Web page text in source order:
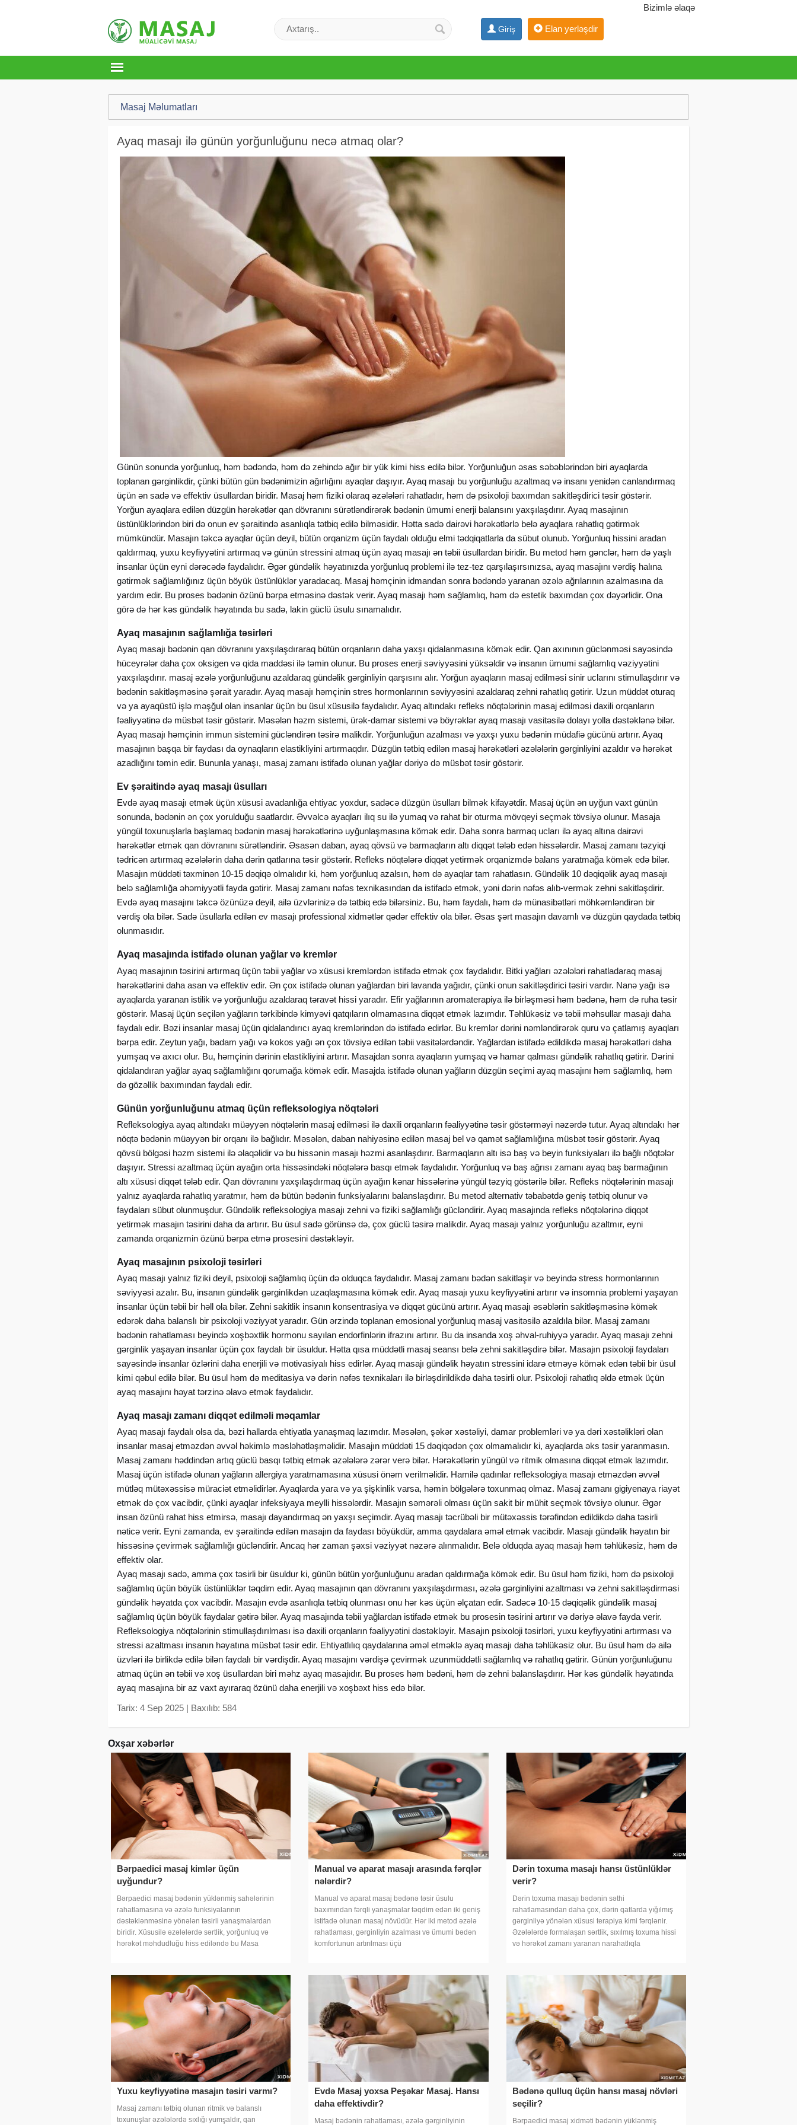
Bizimlə əlaqə
Giriş Elan yerləşdir
Masaj Məlumatları
Ayaq masajı ilə günün yorğunluğunu necə atmaq olar?
Günün sonunda yorğunluq, həm bədəndə, həm də zehində ağır bir yük kimi hiss edilə bilər. Yorğunluğun əsas səbəblərindən biri ayaqlarda
toplanan gərginlikdir, çünki bütün gün bədənimizin ağırlığını ayaqlar daşıyır. Ayaq masajı bu yorğunluğu azaltmaq və insanı yenidən canlandırmaq
üçün ən sadə və effektiv üsullardan biridir. Masaj həm fiziki olaraq əzələləri rahatladır, həm də psixoloji baxımdan sakitləşdirici təsir göstərir.
Yorğun ayaqlara edilən düzgün hərəkətlər qan dövranını sürətləndirərək bədənin ümumi enerji balansını yaxşılaşdırır. Ayaq masajının
üstünlüklərindən biri də onun ev şəraitində asanlıqla tətbiq edilə bilməsidir. Hətta sadə dairəvi hərəkətlərlə belə ayaqlara rahatlıq gətirmək
mümkündür. Masajın təkcə ayaqlar üçün deyil, bütün orqanizm üçün faydalı olduğu elmi tədqiqatlarla da sübut olunub. Yorğunluq hissini aradan
qaldırmaq, yuxu keyfiyyətini artırmaq və günün stressini atmaq üçün ayaq masajı ən təbii üsullardan biridir. Bu metod həm gənclər, həm də yaşlı
insanlar üçün eyni dərəcədə faydalıdır. Əgər gündəlik həyatınızda yorğunluq problemi ilə tez-tez qarşılaşırsınızsa, ayaq masajını vərdiş halına
gətirmək sağlamlığınız üçün böyük üstünlüklər yaradacaq. Masaj həmçinin idmandan sonra bədəndə yaranan əzələ ağrılarının azalmasına da
yardım edir. Bu proses bədənin özünü bərpa etməsinə dəstək verir. Ayaq masajı həm sağlamlıq, həm də estetik baxımdan çox dəyərlidir. Ona
görə də hər kəs gündəlik həyatında bu sadə, lakin güclü üsulu sınamalıdır.
Ayaq masajının sağlamlığa təsirləri
Ayaq masajı bədənin qan dövranını yaxşılaşdıraraq bütün orqanların daha yaxşı qidalanmasına kömək edir. Qan axınının güclənməsi sayəsində
hüceyrələr daha çox oksigen və qida maddəsi ilə təmin olunur. Bu proses enerji səviyyəsini yüksəldir və insanın ümumi sağlamlıq vəziyyətini
yaxşılaşdırır. masaj əzələ yorğunluğunu azaldaraq gündəlik gərginliyin qarşısını alır. Yorğun ayaqların masaj edilməsi sinir uclarını stimullaşdırır və
bədənin sakitləşməsinə şərait yaradır. Ayaq masajı həmçinin stres hormonlarının səviyyəsini azaldaraq zehni rahatlıq gətirir. Uzun müddət oturaq
və ya ayaqüstü işlə məşğul olan insanlar üçün bu üsul xüsusilə faydalıdır. Ayaq altındakı refleks nöqtələrinin masaj edilməsi daxili orqanların
fəaliyyətinə də müsbət təsir göstərir. Məsələn həzm sistemi, ürək-damar sistemi və böyrəklər ayaq masajı vasitəsilə dolayı yolla dəstəklənə bilər.
Ayaq masajı həmçinin immun sistemini gücləndirən təsirə malikdir. Yorğunluğun azalması və yaxşı yuxu bədənin müdafiə gücünü artırır. Ayaq
masajının başqa bir faydası da oynaqların elastikliyini artırmaqdır. Düzgün tətbiq edilən masaj hərəkətləri əzələlərin gərginliyini azaldır və hərəkət
azadlığını təmin edir. Bununla yanaşı, masaj zamanı istifadə olunan yağlar dəriyə də müsbət təsir göstərir.
Ev şəraitində ayaq masajı üsulları
Evdə ayaq masajı etmək üçün xüsusi avadanlığa ehtiyac yoxdur, sadəcə düzgün üsulları bilmək kifayətdir. Masaj üçün ən uyğun vaxt günün
sonunda, bədənin ən çox yorulduğu saatlardır. Əvvəlcə ayaqları ilıq su ilə yumaq və rahat bir oturma mövqeyi seçmək tövsiyə olunur. Masaja
yüngül toxunuşlarla başlamaq bədənin masaj hərəkətlərinə uyğunlaşmasına kömək edir. Daha sonra barmaq ucları ilə ayaq altına dairəvi
hərəkətlər etmək qan dövranını sürətləndirir. Əsasən daban, ayaq qövsü və barmaqların altı diqqət tələb edən hissələrdir. Masaj zamanı təzyiqi
tədricən artırmaq əzələlərin daha dərin qatlarına təsir göstərir. Refleks nöqtələrə diqqət yetirmək orqanizmdə balans yaratmağa kömək edə bilər.
Masajın müddəti təxminən 10-15 dəqiqə olmalıdır ki, həm yorğunluq azalsın, həm də ayaqlar tam rahatlasın. Gündəlik 10 dəqiqəlik ayaq masajı
belə sağlamlığa əhəmiyyətli fayda gətirir. Masaj zamanı nəfəs texnikasından da istifadə etmək, yəni dərin nəfəs alıb-vermək zehni sakitləşdirir.
Evdə ayaq masajını təkcə özünüzə deyil, ailə üzvlərinizə də tətbiq edə bilərsiniz. Bu, həm faydalı, həm də münasibətləri möhkəmləndirən bir
vərdiş ola bilər. Sadə üsullarla edilən ev masajı professional xidmətlər qədər effektiv ola bilər. Əsas şərt masajın davamlı və düzgün qaydada tətbiq
olunmasıdır.
Ayaq masajında istifadə olunan yağlar və kremlər
Ayaq masajının təsirini artırmaq üçün təbii yağlar və xüsusi kremlərdən istifadə etmək çox faydalıdır. Bitki yağları əzələləri rahatladaraq masaj
hərəkətlərini daha asan və effektiv edir. Ən çox istifadə olunan yağlardan biri lavanda yağıdır, çünki onun sakitləşdirici təsiri vardır. Nanə yağı isə
ayaqlarda yaranan istilik və yorğunluğu azaldaraq təravət hissi yaradır. Efir yağlarının aromaterapiya ilə birləşməsi həm bədənə, həm də ruha təsir
göstərir. Masaj üçün seçilən yağların tərkibində kimyəvi qatqıların olmamasına diqqət etmək lazımdır. Təhlükəsiz və təbii məhsullar masajı daha
faydalı edir. Bəzi insanlar masaj üçün qidalandırıcı ayaq kremlərindən də istifadə edirlər. Bu kremlər dərini nəmləndirərək quru və çatlamış ayaqları
bərpa edir. Zeytun yağı, badam yağı və kokos yağı ən çox tövsiyə edilən təbii vasitələrdəndir. Yağlardan istifadə edildikdə masaj hərəkətləri daha
yumşaq və axıcı olur. Bu, həmçinin dərinin elastikliyini artırır. Masajdan sonra ayaqların yumşaq və hamar qalması gündəlik rahatlıq gətirir. Dərini
qidalandıran yağlar ayaq sağlamlığını qorumağa kömək edir. Masajda istifadə olunan yağların düzgün seçimi ayaq masajını həm sağlamlıq, həm
də gözəllik baxımından faydalı edir.
Günün yorğunluğunu atmaq üçün refleksologiya nöqtələri
Refleksologiya ayaq altındakı müəyyən nöqtələrin masaj edilməsi ilə daxili orqanların fəaliyyətinə təsir göstərməyi nəzərdə tutur. Ayaq altındakı hər
nöqtə bədənin müəyyən bir orqanı ilə bağlıdır. Məsələn, daban nahiyəsinə edilən masaj bel və qamət sağlamlığına müsbət təsir göstərir. Ayaq
qövsü bölgəsi həzm sistemi ilə əlaqəlidir və bu hissənin masajı həzmi asanlaşdırır. Barmaqların altı isə baş və beyin funksiyaları ilə bağlı nöqtələr
daşıyır. Stressi azaltmaq üçün ayağın orta hissəsindəki nöqtələrə basqı etmək faydalıdır. Yorğunluq və baş ağrısı zamanı ayaq baş barmağının
altı xüsusi diqqət tələb edir. Qan dövranını yaxşılaşdırmaq üçün ayağın kənar hissələrinə yüngül təzyiq göstərilə bilər. Refleks nöqtələrinin masajı
yalnız ayaqlarda rahatlıq yaratmır, həm də bütün bədənin funksiyalarını balanslaşdırır. Bu metod alternativ təbabətdə geniş tətbiq olunur və
faydaları sübut olunmuşdur. Gündəlik refleksologiya masajı zehni və fiziki sağlamlığı gücləndirir. Ayaq masajında refleks nöqtələrinə diqqət
yetirmək masajın təsirini daha da artırır. Bu üsul sadə görünsə də, çox güclü təsirə malikdir. Ayaq masajı yalnız yorğunluğu azaltmır, eyni
zamanda orqanizmin özünü bərpa etmə prosesini dəstəkləyir.
Ayaq masajının psixoloji təsirləri
Ayaq masajı yalnız fiziki deyil, psixoloji sağlamlıq üçün də olduqca faydalıdır. Masaj zamanı bədən sakitləşir və beyində stress hormonlarının
səviyyəsi azalır. Bu, insanın gündəlik gərginlikdən uzaqlaşmasına kömək edir. Ayaq masajı yuxu keyfiyyətini artırır və insomnia problemi yaşayan
insanlar üçün təbii bir həll ola bilər. Zehni sakitlik insanın konsentrasiya və diqqət gücünü artırır. Ayaq masajı əsəblərin sakitləşməsinə kömək
edərək daha balanslı bir psixoloji vəziyyət yaradır. Gün ərzində toplanan emosional yorğunluq masaj vasitəsilə azaldıla bilər. Masaj zamanı
bədənin rahatlaması beyində xoşbəxtlik hormonu sayılan endorfinlərin ifrazını artırır. Bu da insanda xoş əhval-ruhiyyə yaradır. Ayaq masajı zehni
gərginlik yaşayan insanlar üçün çox faydalı bir üsuldur. Hətta qısa müddətli masaj seansı belə zehni sakitləşdirə bilər. Masajın psixoloji faydaları
sayəsində insanlar özlərini daha enerjili və motivasiyalı hiss edirlər. Ayaq masajı gündəlik həyatın stressini idarə etməyə kömək edən təbii bir üsul
kimi qəbul edilə bilər. Bu üsul həm də meditasiya və dərin nəfəs texnikaları ilə birləşdirildikdə daha təsirli olur. Psixoloji rahatlıq əldə etmək üçün
ayaq masajını həyat tərzinə əlavə etmək faydalıdır.
Ayaq masajı zamanı diqqət edilməli məqamlar
Ayaq masajı faydalı olsa da, bəzi hallarda ehtiyatla yanaşmaq lazımdır. Məsələn, şəkər xəstəliyi, damar problemləri və ya dəri xəstəlikləri olan
insanlar masaj etməzdən əvvəl həkimlə məsləhətləşməlidir. Masajın müddəti 15 dəqiqədən çox olmamalıdır ki, ayaqlarda əks təsir yaranmasın.
Masaj zamanı həddindən artıq güclü basqı tətbiq etmək əzələlərə zərər verə bilər. Hərəkətlərin yüngül və ritmik olmasına diqqət etmək lazımdır.
Masaj üçün istifadə olunan yağların allergiya yaratmamasına xüsusi önəm verilməlidir. Hamilə qadınlar refleksologiya masajı etməzdən əvvəl
mütləq mütəxəssisə müraciət etməlidirlər. Ayaqlarda yara və ya şişkinlik varsa, həmin bölgələrə toxunmaq olmaz. Masaj zamanı gigiyenaya riayət
etmək də çox vacibdir, çünki ayaqlar infeksiyaya meylli hissələrdir. Masajın səmərəli olması üçün sakit bir mühit seçmək tövsiyə olunur. Əgər
insan özünü rahat hiss etmirsə, masajı dayandırmaq ən yaxşı seçimdir. Ayaq masajı təcrübəli bir mütəxəssis tərəfindən edildikdə daha təsirli
nəticə verir. Eyni zamanda, ev şəraitində edilən masajın da faydası böyükdür, amma qaydalara əməl etmək vacibdir. Masajı gündəlik həyatın bir
hissəsinə çevirmək sağlamlığı gücləndirir. Ancaq hər zaman şəxsi vəziyyət nəzərə alınmalıdır. Belə olduqda ayaq masajı həm təhlükəsiz, həm də
effektiv olar.
Ayaq masajı sadə, amma çox təsirli bir üsuldur ki, günün bütün yorğunluğunu aradan qaldırmağa kömək edir. Bu üsul həm fiziki, həm də psixoloji
sağlamlıq üçün böyük üstünlüklər təqdim edir. Ayaq masajının qan dövranını yaxşılaşdırması, əzələ gərginliyini azaltması və zehni sakitləşdirməsi
gündəlik həyatda çox vacibdir. Masajın evdə asanlıqla tətbiq olunması onu hər kəs üçün əlçatan edir. Sadəcə 10-15 dəqiqəlik gündəlik masaj
sağlamlıq üçün böyük faydalar gətirə bilər. Ayaq masajında təbii yağlardan istifadə etmək bu prosesin təsirini artırır və dəriyə əlavə fayda verir.
Refleksologiya nöqtələrinin stimullaşdırılması isə daxili orqanların fəaliyyətini dəstəkləyir. Masajın psixoloji təsirləri, yuxu keyfiyyətini artırması və
stressi azaltması insanın həyatına müsbət təsir edir. Ehtiyatlılıq qaydalarına əməl etməklə ayaq masajı daha təhlükəsiz olur. Bu üsul həm də ailə
üzvləri ilə birlikdə edilə bilən faydalı bir vərdişdir. Ayaq masajını vərdişə çevirmək uzunmüddətli sağlamlıq və rahatlıq gətirir. Günün yorğunluğunu
atmaq üçün ən təbii və xoş üsullardan biri məhz ayaq masajıdır. Bu proses həm bədəni, həm də zehni balanslaşdırır. Hər kəs gündəlik həyatında
ayaq masajına bir az vaxt ayıraraq özünü daha enerjili və xoşbəxt hiss edə bilər.
Tarix: 4 Sep 2025 | Baxılıb: 584
Oxşar xəbərlər
Bərpaedici masaj kimlər üçün
uyğundur?
Bərpaedici masaj bədənin yüklənmiş sahələrinin
rahatlamasına və əzələ funksiyalarının
dəstəklənməsinə yönələn təsirli yanaşmalardan
biridir. Xüsusilə əzələlərdə sərtlik, yorğunluq və
hərəkət məhdudluğu hiss ediləndə bu Masa
Manual və aparat masajı arasında fərqlər
nələrdir?
Manual və aparat masaj bədənə təsir üsulu
baxımından fərqli yanaşmalar təqdim edən iki geniş
istifadə olunan masaj növüdür. Hər iki metod əzələ
rahatlaması, gərginliyin azalması və ümumi bədən
komfortunun artırılması üçü
Dərin toxuma masajı hansı üstünlüklər
verir?
Dərin toxuma masajı bədənin səthi
rahatlamasından daha çox, dərin qatlarda yığılmış
gərginliyə yönələn xüsusi terapiya kimi fərqlənir.
Əzələlərdə formalaşan sərtlik, sıxılmış toxuma hissi
və hərəkət zamanı yaranan narahatlıqla
Yuxu keyfiyyətinə masajın təsiri varmı?
Masaj zamanı tətbiq olunan ritmik və balanslı
toxunuşlar əzələlərdə sıxlığı yumşaldır, qan
Evdə Masaj yoxsa Peşəkar Masaj. Hansı
daha effektivdir?
Masaj bədənin rahatlaması, əzələ gərginliyinin
Bədənə qulluq üçün hansı masaj növləri
seçilir?
Bərpaedici masaj xidməti bədənin yüklənmiş